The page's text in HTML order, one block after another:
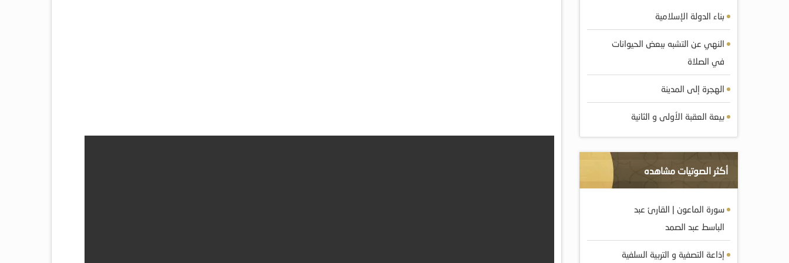
بناء الدولة الإسلامية
النهي عن التشبه ببعض الحيوانات
في الصلاة
الهجرة إلى المدينة
بيعة العقبة الأولى و الثانية
أكثر الصوتيات مشاهده
سورة الماعون | القارئ عبد
الباسط عبد الصمد
إذاعة التصفية و التربية السلفية